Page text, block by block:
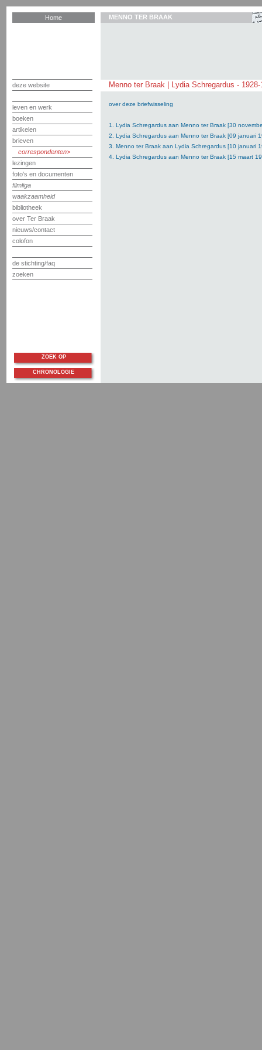
Home
deze website
leven en werk
boeken
artikelen
brieven
correspondenten
lezingen
foto's en documenten
filmliga
waakzaamheid
bibliotheek
over Ter Braak
nieuws/contact
colofon
de stichting/faq
zoeken
MENNO TER BRAAK
Menno ter Braak | Lydia Schregardus - 1928-
over deze briefwisseling
1. Lydia Schregardus aan Menno ter Braak [30
2. Lydia Schregardus aan Menno ter Braak [09 januari
3. Menno ter Braak aan Lydia Schregardus [10 januari
4. Lydia Schregardus aan Menno ter Braak [15 maart
ZOEK OP
CHRONOLOGIE